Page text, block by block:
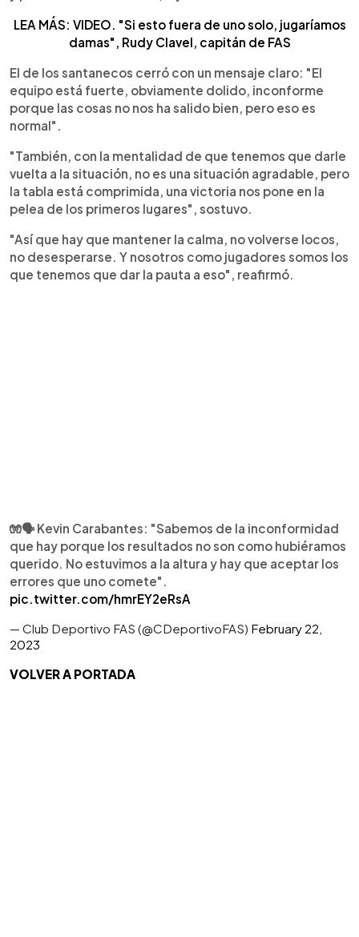
LEA MÁS: VIDEO. "Si esto fuera de uno solo, jugaríamos
damas", Rudy Clavel, capitán de FAS
El de los santanecos cerró con un mensaje claro: "El
equipo está fuerte, obviamente dolido, inconforme
porque las cosas no nos ha salido bien, pero eso es
normal".
"También, con la mentalidad de que tenemos que darle
vuelta a la situación, no es una situación agradable, pero
la tabla está comprimida, una victoria nos pone en la
pelea de los primeros lugares", sostuvo.
"Así que hay que mantener la calma, no volverse locos,
no desesperarse. Y nosotros como jugadores somos los
que tenemos que dar la pauta a eso", reafirmó.
🧤🗣 Kevin Carabantes: "Sabemos de la inconformidad
que hay porque los resultados no son como hubiéramos
querido. No estuvimos a la altura y hay que aceptar los
errores que uno comete".
pic.twitter.com/hmrEY2eRsA
— Club Deportivo FAS (@CDeportivoFAS) February 22,
2023
VOLVER A PORTADA